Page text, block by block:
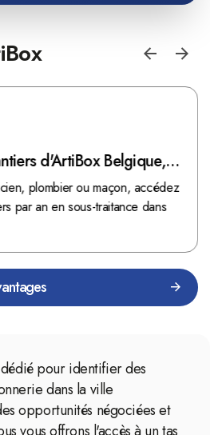
d'ArtiBox Belgique,
!
plombier ou maçon, accédez
par an en sous-traitance dans
pour identifier des
dans la ville
opportunités négociées et